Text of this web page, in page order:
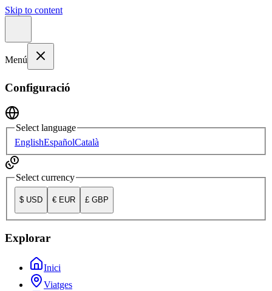
Skip to content
Menú
Configuració
Select language
EnglishEspañolCatalà
Select currency
$ USD € EUR £ GBP
Explorar
Inici
Viatges